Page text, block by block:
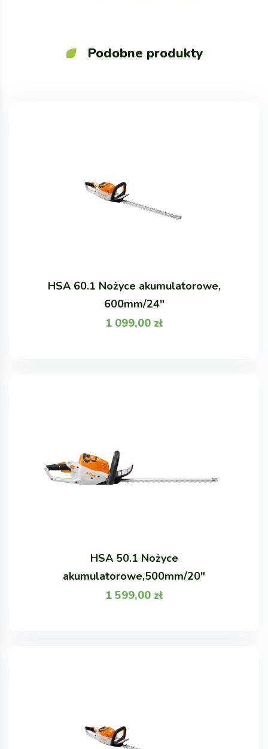
Podobne produkty
HSA 60.1 Nożyce akumulatorowe,
600mm/24"
1 099,00 zł
HSA 50.1 Nożyce
akumulatorowe,500mm/20"
1 599,00 zł